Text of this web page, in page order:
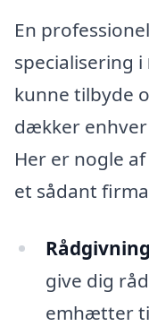
En
specialisering i
kunne tilbyde
dækker
Her er nogle
et sådant
Rådgivning
give dig
emhætter